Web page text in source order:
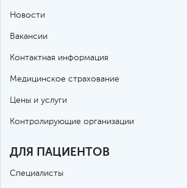
Новости
Вакансии
Контактная информация
Медицинское страхование
Цены и услуги
Контролирующие организации
ДЛЯ ПАЦИЕНТОВ
Специалисты